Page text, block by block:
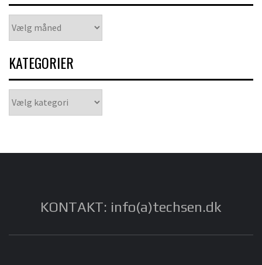
KATEGORIER
KONTAKT: info(a)techsen.dk